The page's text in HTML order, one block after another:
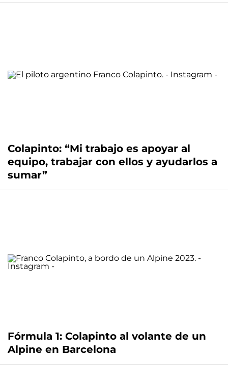
Colapinto: “Mi trabajo es apoyar al
equipo, trabajar con ellos y ayudarlos a
sumar”
Fórmula 1: Colapinto al volante de un
Alpine en Barcelona